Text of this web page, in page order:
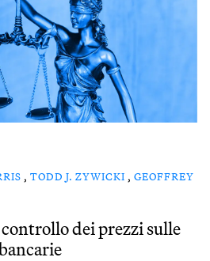
, TODD J. ZYWICKI , GEOFFREY
dei prezzi sulle